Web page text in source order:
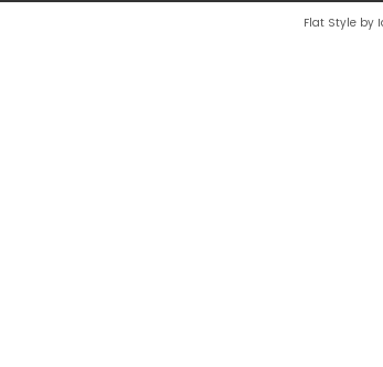
Flat Style by